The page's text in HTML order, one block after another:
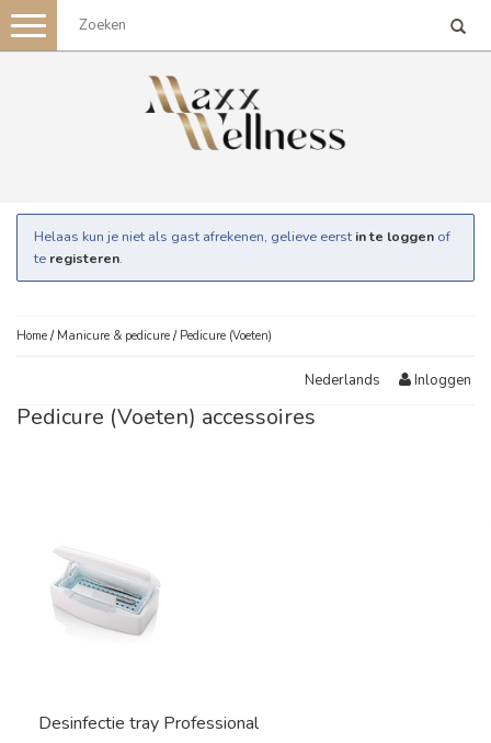
Toggle
navigation
Helaas kun je niet als gast afrekenen, gelieve eerst in te loggen of
te registeren.
Home / Manicure & pedicure / Pedicure (Voeten)
Nederlands Inloggen
Pedicure (Voeten) accessoires
Desinfectie tray Professional